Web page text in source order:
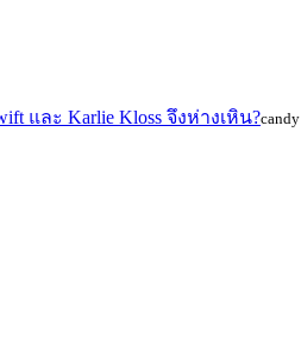
และ Karlie Kloss จึงห่างเหิน?candy